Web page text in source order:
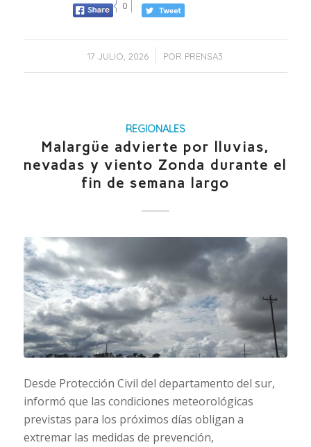
0
17 JULIO, 2026
/ POR PRENSA3
REGIONALES
Malargüe advierte por lluvias,
nevadas y viento Zonda durante el
fin de semana largo
Desde Protección Civil del departamento del sur,
informó que las condiciones meteorológicas
previstas para los próximos días obligan a
extremar las medidas de prevención,